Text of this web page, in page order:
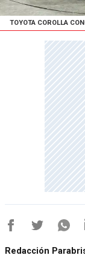
TOYOTA COROLLA
Redacción